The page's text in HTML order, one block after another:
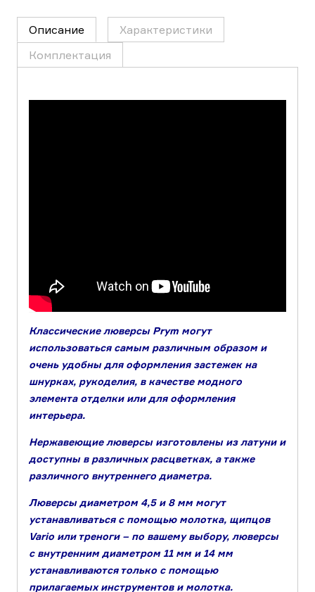
Описание
Характеристики
Комплектация
Классические люверсы Prym могут
использоваться самым различным образом и
очень удобны для оформления застежек на
шнурках, рукоделия, в качестве модного
элемента отделки или для оформления
интерьера.
Нержавеющие люверсы изготовлены из латуни и
доступны в различных расцветках, а также
различного внутреннего диаметра.
Люверсы диаметром 4,5 и 8 мм могут
устанавливаться с помощью молотка, щипцов
Vario или треноги – по вашему выбору, люверсы
с внутренним диаметром 11 мм и 14 мм
устанавливаются только с помощью
прилагаемых инструментов и молотка.